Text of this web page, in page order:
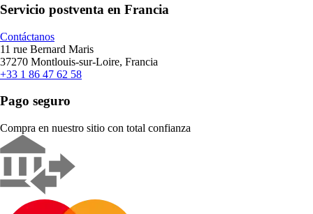
Servicio postventa en Francia
Contáctanos
11 rue Bernard Maris
37270 Montlouis-sur-Loire, Francia
+33 1 86 47 62 58
Pago seguro
Compra en nuestro sitio con total confianza